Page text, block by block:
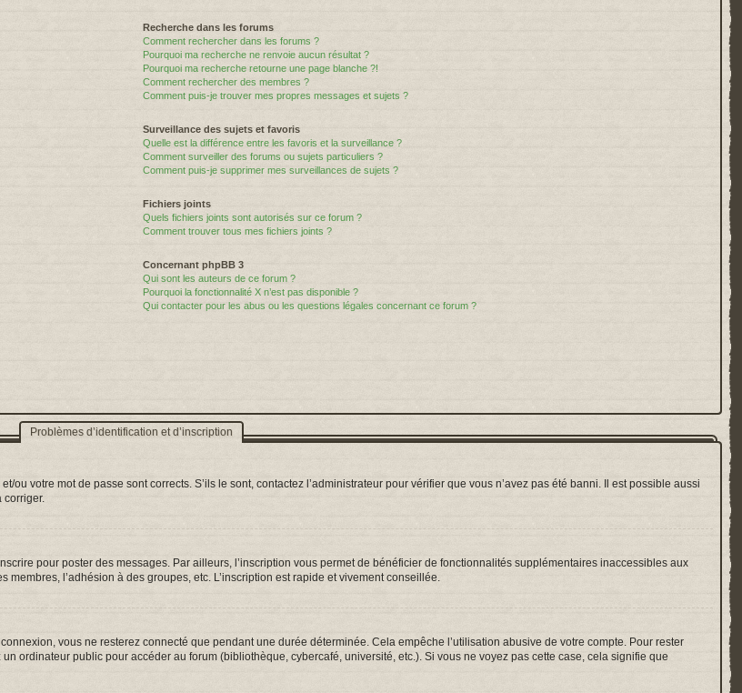
Recherche dans les forums
Comment rechercher dans les forums ?
Pourquoi ma recherche ne renvoie aucun résultat ?
Pourquoi ma recherche retourne une page blanche ?!
Comment rechercher des membres ?
Comment puis-je trouver mes propres messages et sujets ?
Surveillance des sujets et favoris
Quelle est la différence entre les favoris et la surveillance ?
Comment surveiller des forums ou sujets particuliers ?
Comment puis-je supprimer mes surveillances de sujets ?
Fichiers joints
Quels fichiers joints sont autorisés sur ce forum ?
Comment trouver tous mes fichiers joints ?
Concernant phpBB 3
Qui sont les auteurs de ce forum ?
Pourquoi la fonctionnalité X n’est pas disponible ?
Qui contacter pour les abus ou les questions légales concernant ce forum ?
Problèmes d’identification et d’inscription
votre mot de passe sont corrects. S’ils le sont, contactez l’administrateur pour vérifier que vous n’avez pas été banni. Il est possible aussi
corriger.
pour poster des messages. Par ailleurs, l’inscription vous permet de bénéficier de fonctionnalités supplémentaires inaccessibles aux
l’adhésion à des groupes, etc. L’inscription est rapide et vivement conseillée.
connexion, vous ne resterez connecté que pendant une durée déterminée. Cela empêche l’utilisation abusive de votre compte. Pour rester
ordinateur public pour accéder au forum (bibliothèque, cybercafé, université, etc.). Si vous ne voyez pas cette case, cela signifie que